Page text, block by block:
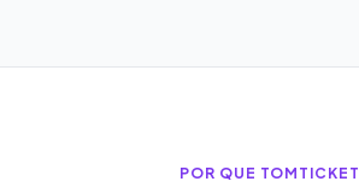
POR QUE TOMTICKET